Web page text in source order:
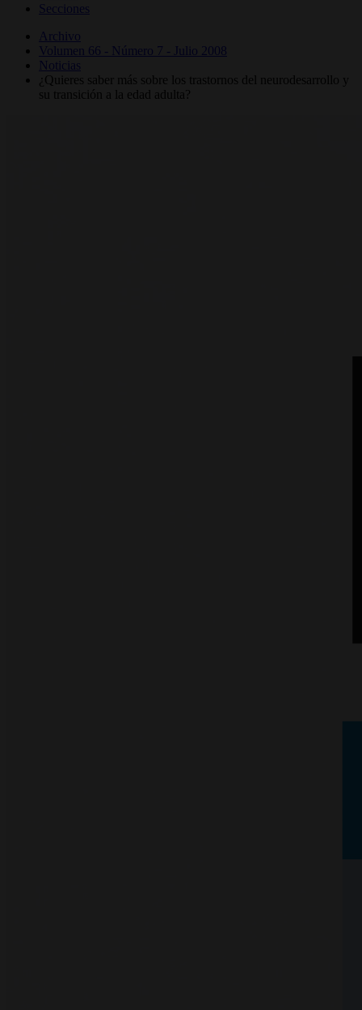
Secciones
Archivo
Volumen 66 - Número 7 - Julio 2008
Noticias
¿Quieres saber más sobre los trastornos del neurodesarrollo y
su transición a la edad adulta?